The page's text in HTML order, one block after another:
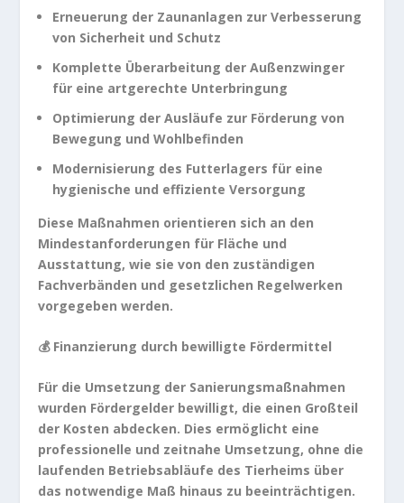
Erneuerung der Zaunanlagen zur Verbesserung
von Sicherheit und Schutz
Komplette Überarbeitung der Außenzwinger
für eine artgerechte Unterbringung
Optimierung der Ausläufe zur Förderung von
Bewegung und Wohlbefinden
Modernisierung des Futterlagers für eine
hygienische und effiziente Versorgung
Diese Maßnahmen orientieren sich an den
Mindestanforderungen für Fläche und
Ausstattung, wie sie von den zuständigen
Fachverbänden und gesetzlichen Regelwerken
vorgegeben werden.
💰 Finanzierung durch bewilligte Fördermittel
Für die Umsetzung der Sanierungsmaßnahmen
wurden Fördergelder bewilligt, die einen Großteil
der Kosten abdecken. Dies ermöglicht eine
professionelle und zeitnahe Umsetzung, ohne die
laufenden Betriebsabläufe des Tierheims über
das notwendige Maß hinaus zu beeinträchtigen.